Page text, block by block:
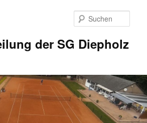
der SG Diepholz